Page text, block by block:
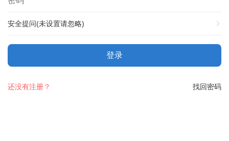
安全提问(未设置请忽略)
登录
找回密码
还没有注册？